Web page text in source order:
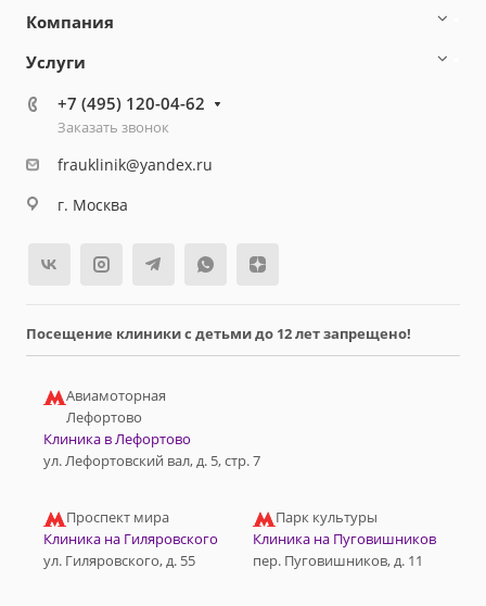
Компания
Услуги
+7 (495) 120-04-62
Заказать звонок
frauklinik@yandex.ru
г. Москва
Посещение клиники с детьми до 12 лет запрещено!
Авиамоторная
Лефортово
Клиника в Лефортово
ул. Лефортовский вал, д. 5, стр. 7
Проспект мира
Клиника на Гиляровского
ул. Гиляровского, д. 55
Парк культуры
Клиника на Пуговишников
пер. Пуговишников, д. 11